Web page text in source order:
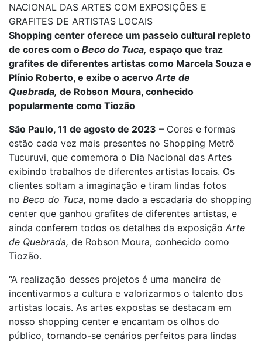
NACIONAL DAS ARTES COM EXPOSIÇÕES E
GRAFITES DE ARTISTAS LOCAIS
Shopping center oferece um passeio cultural repleto
de cores com o Beco do Tuca, espaço que traz
grafites de diferentes artistas como Marcela Souza e
Plínio Roberto, e exibe o acervoArte de
Quebrada, de Robson Moura, conhecido
popularmente como Tiozão
São Paulo, 11 de agosto de 2023 – Cores e formas
estão cada vez mais presentes no Shopping Metrô
Tucuruvi, que comemora o Dia Nacional das Artes
exibindo trabalhos de diferentes artistas locais. Os
clientes soltam a imaginação e tiram lindas fotos
no Beco do Tuca, nome dado a escadaria do shopping
center que ganhou grafites de diferentes artistas, e
ainda conferem todos os detalhes da exposição Arte
de Quebrada, de Robson Moura, conhecido como
Tiozão.
“A realização desses projetos é uma maneira de
incentivarmos a cultura e valorizarmos o talento dos
artistas locais. As artes expostas se destacam em
nosso shopping center e encantam os olhos do
público, tornando-se cenários perfeitos para lindas